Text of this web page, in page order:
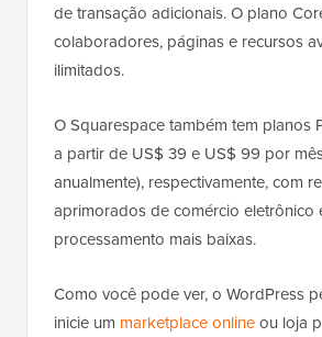
de transação adicionais. O plano
colaboradores, páginas e recursos
ilimitados.
O Squarespace também tem planos
a partir de US$ 39 e US$ 99 por
anualmente), respectivamente, com
aprimorados de comércio eletrônico
processamento mais baixas.
Como você pode ver, o WordPress
inicie um marketplace onlineou loja